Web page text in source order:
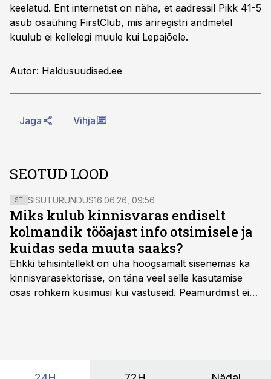
keelatud. Ent internetist on näha, et aadressil Pikk 41-5
asub osaühing FirstClub, mis äriregistri andmetel
kuulub ei kellelegi muule kui Lepajõele.
Autor: Haldusuudised.ee
Jaga Vihja
SEOTUD LOOD
ST SISUTURUNDUS16.06.26, 09:56
Miks kulub kinnisvaras endiselt
kolmandik tööajast info otsimisele ja
kuidas seda muuta saaks?
Ehkki tehisintellekt on üha hoogsamalt sisenemas ka
kinnisvarasektorisse, on täna veel selle kasutamise
osas rohkem küsimusi kui vastuseid. Peamurdmist ei